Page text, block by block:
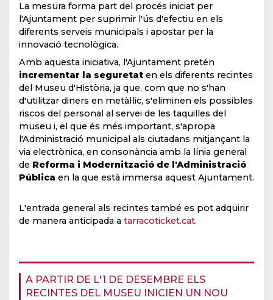
A PARTIR DE L'1 DE DESEMBRE ELS
RECINTES DEL MUSEU INICIEN UN NOU
La mesura forma part del procés iniciat per
l'Ajuntament per suprimir l'ús d'efectiu en els
diferents serveis municipals i apostar per la
innovació tecnològica.
Amb aquesta iniciativa, l'Ajuntament pretén
incrementar la seguretat en els diferents recintes
del Museu d'Història, ja que, com que no s'han
d'utilitzar diners en metàl·lic, s'eliminen els possibles
riscos del personal al servei de les taquilles del
museu i, el que és més important, s'apropa
l'Administració municipal als ciutadans mitjançant la
via electrònica, en consonància amb la línia general
de Reforma i Modernització de l'Administració
Pública en la que està immersa aquest Ajuntament.
L'entrada general als recintes també es pot adquirir
de manera anticipada a tarracoticket.cat.